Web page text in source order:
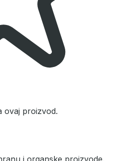
ovaj proizvod.
i organske proizvode.